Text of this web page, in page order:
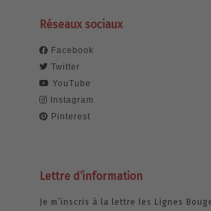
Réseaux sociaux
Facebook
Twitter
YouTube
Instagram
Pinterest
Lettre d’information
Je m’inscris à la lettre les Lignes